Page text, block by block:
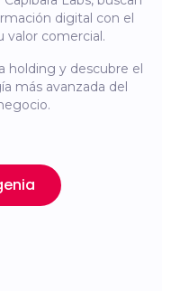
digital con el
valor comercial.
holding y descubre el
más avanzada del